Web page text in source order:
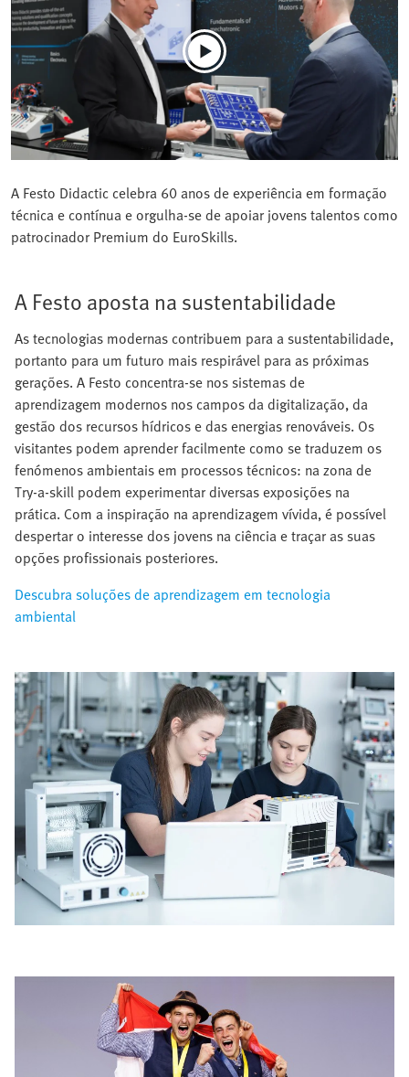
A Festo Didactic celebra 60 anos de experiência em formação
técnica e contínua e orgulha-se de apoiar jovens talentos como
patrocinador Premium do EuroSkills.
A Festo aposta na sustentabilidade
As tecnologias modernas contribuem para a sustentabilidade,
portanto para um futuro mais respirável para as próximas
gerações. A Festo concentra-se nos sistemas de
aprendizagem modernos nos campos da digitalização, da
gestão dos recursos hídricos e das energias renováveis. Os
visitantes podem aprender facilmente como se traduzem os
fenómenos ambientais em processos técnicos: na zona de
Try-a-skill podem experimentar diversas exposições na
prática. Com a inspiração na aprendizagem vívida, é possível
despertar o interesse dos jovens na ciência e traçar as suas
opções profissionais posteriores.
Descubra soluções de aprendizagem em tecnologia
ambiental